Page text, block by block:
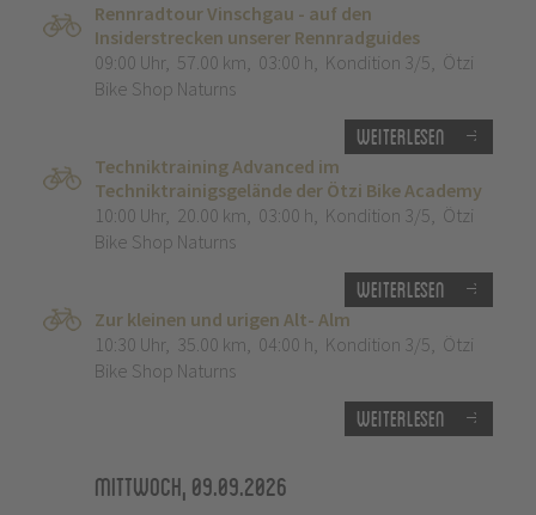
Rennradtour Vinschgau - auf den
Insiderstrecken unserer Rennradguides
09:00 Uhr, 57.00 km, 03:00 h, Kondition 3/5, Ötzi
Bike Shop Naturns
Weiterlesen
Techniktraining Advanced im
Techniktrainigsgelände der Ötzi Bike Academy
10:00 Uhr, 20.00 km, 03:00 h, Kondition 3/5, Ötzi
Bike Shop Naturns
Weiterlesen
Zur kleinen und urigen Alt- Alm
10:30 Uhr, 35.00 km, 04:00 h, Kondition 3/5, Ötzi
Bike Shop Naturns
Weiterlesen
Mittwoch, 09.09.2026